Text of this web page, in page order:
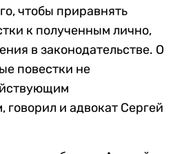
чтобы приравнять
к полученным лично,
в законодательстве. О
повестки не
говорил и адвокат Сергей